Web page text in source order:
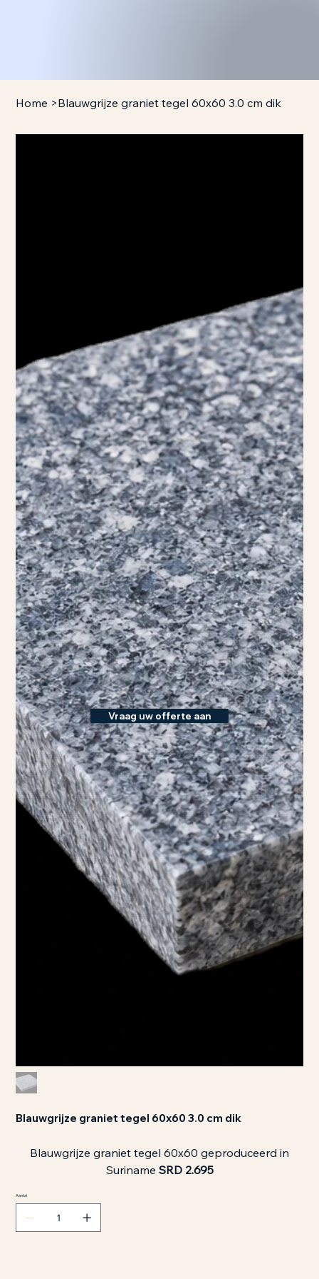
Home >Blauwgrijze graniet tegel 60x60 3.0 cm dik
Blauwgrijze graniet tegel 60x60 3.0 cm dik
Blauwgrijze graniet tegel 60x60 geproduceerd in
Suriname SRD 2.695
Aantal
Vraag uw offerte aan